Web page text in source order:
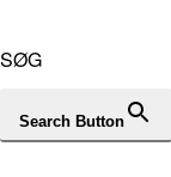
SØG
Search Button